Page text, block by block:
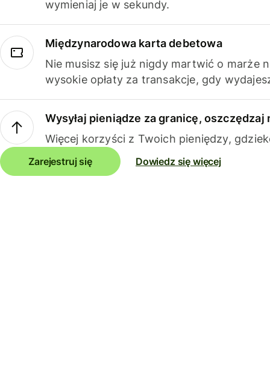
wymieniaj je w sekundy.
Międzynarodowa karta debetowa
Nie musisz się już nigdy martwić o marże
wysokie opłaty za transakcje, gdy
Wysyłaj pieniądze za granicę, oszczędzaj
Więcej korzyści z Twoich pieniędzy,
Zarejestruj się Dowiedz się więcej